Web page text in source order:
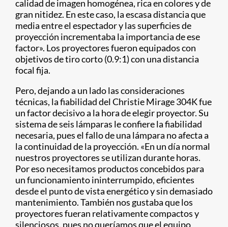
calidad de imagen homogénea, rica en colores y de
gran nitidez. En este caso, la escasa distancia que
media entre el espectador y las superficies de
proyección incrementaba la importancia de ese
factor». Los proyectores fueron equipados con
objetivos de tiro corto (0.9:1) con una distancia
focal fija.
Pero, dejando a un lado las consideraciones
técnicas, la fiabilidad del Christie Mirage 304K fue
un factor decisivo a la hora de elegir proyector. Su
sistema de seis lámparas le confiere la fiabilidad
necesaria, pues el fallo de una lámpara no afecta a
la continuidad de la proyección. «En un día normal
nuestros proyectores se utilizan durante horas.
Por eso necesitamos productos concebidos para
un funcionamiento ininterrumpido, eficientes
desde el punto de vista energético y sin demasiado
mantenimiento. También nos gustaba que los
proyectores fueran relativamente compactos y
silenciosos, pues no queríamos que el equipo